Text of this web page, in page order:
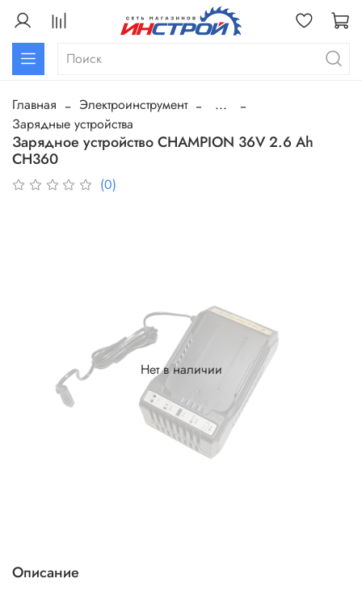
Главная Электроинструмент
...
Зарядные устройства
Зарядное устройство CHAMPION 36V 2.6 Ah
CH360
(0)
Нет в наличии
Описание